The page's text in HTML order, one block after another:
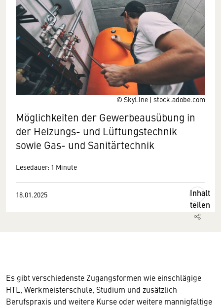
© SkyLine | stock.adobe.com
Möglichkeiten der Gewerbeausübung in
der Heizungs- und Lüftungstechnik
sowie Gas- und Sanitärtechnik
Lesedauer: 1 Minute
18.01.2025
Inhalt
teilen
Es gibt verschiedenste Zugangsformen wie einschlägige
HTL, Werkmeisterschule, Studium und zusätzlich
Berufspraxis und weitere Kurse oder weitere mannigfaltige